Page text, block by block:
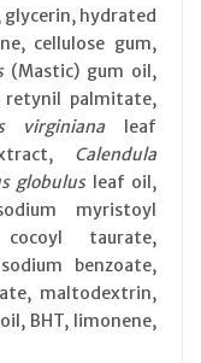
hydrated
cellulose gum,
(Mastic) gum oil,
retynil palmitate,
virginianaleaf
Calendula
globulusleaf oil,
myristoyl
taurate,
benzoate,
maltodextrin,
BHT, limonene,